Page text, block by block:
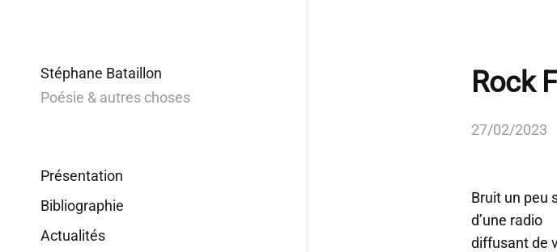
Stéphane Bataillon
Poésie & autres choses
Présentation
Bibliographie
Actualités
Rock
27/02/2023
Bruit un peu
d’une radio
diffusant de